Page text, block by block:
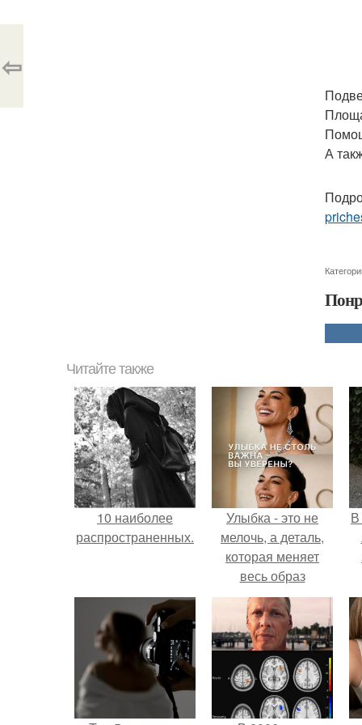
А
⇦
Читайте также
10 наиболее
распространенных.
Улыбка - это не
мелочь, а деталь,
которая меняет
весь образ
человека.
В